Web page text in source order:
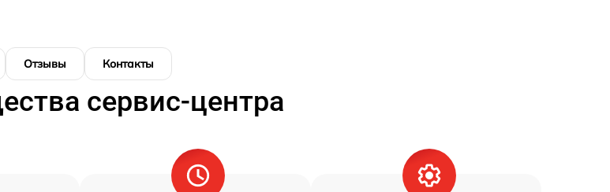
Отзывы Контакты
сервис-центра